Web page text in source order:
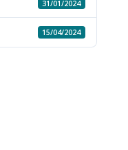
31/01/2024
15/04/2024